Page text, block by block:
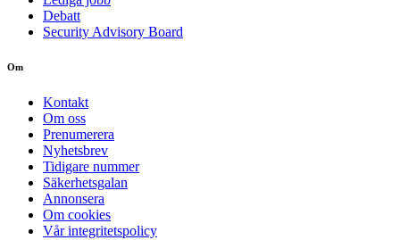
Debatt
Security Advisory Board
Om
Kontakt
Om oss
Prenumerera
Nyhetsbrev
Tidigare nummer
Säkerhetsgalan
Annonsera
Om cookies
Vår integritetspolicy